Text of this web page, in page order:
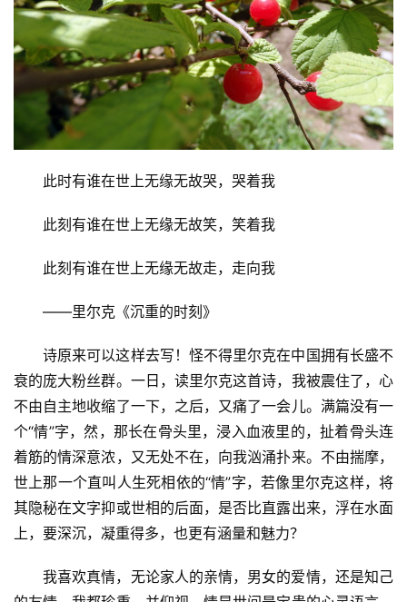
此时有谁在世上无缘无故哭，哭着我
此刻有谁在世上无缘无故笑，笑着我
此刻有谁在世上无缘无故走，走向我
——里尔克《沉重的时刻》
诗原来可以这样去写！怪不得里尔克在中国拥有长盛不
衰的庞大粉丝群。一日，读里尔克这首诗，我被震住了，心
不由自主地收缩了一下，之后，又痛了一会儿。满篇没有一
个“情”字，然，那长在骨头里，浸入血液里的，扯着骨头连
着筋的情深意浓，又无处不在，向我汹涌扑来。不由揣摩，
世上那一个直叫人生死相依的“情”字，若像里尔克这样，将
其隐秘在文字抑或世相的后面，是否比直露出来，浮在水面
上，要深沉，凝重得多，也更有涵量和魅力？
我喜欢真情，无论家人的亲情，男女的爱情，还是知己